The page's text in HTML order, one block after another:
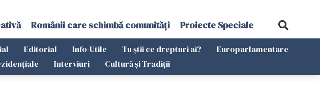
Românii care schimbă comunități Proiecte Speciale
Editorial Info-Utile Tu știi ce drepturi ai?
Europarlamentare
Interviuri Cultură și Tradiții